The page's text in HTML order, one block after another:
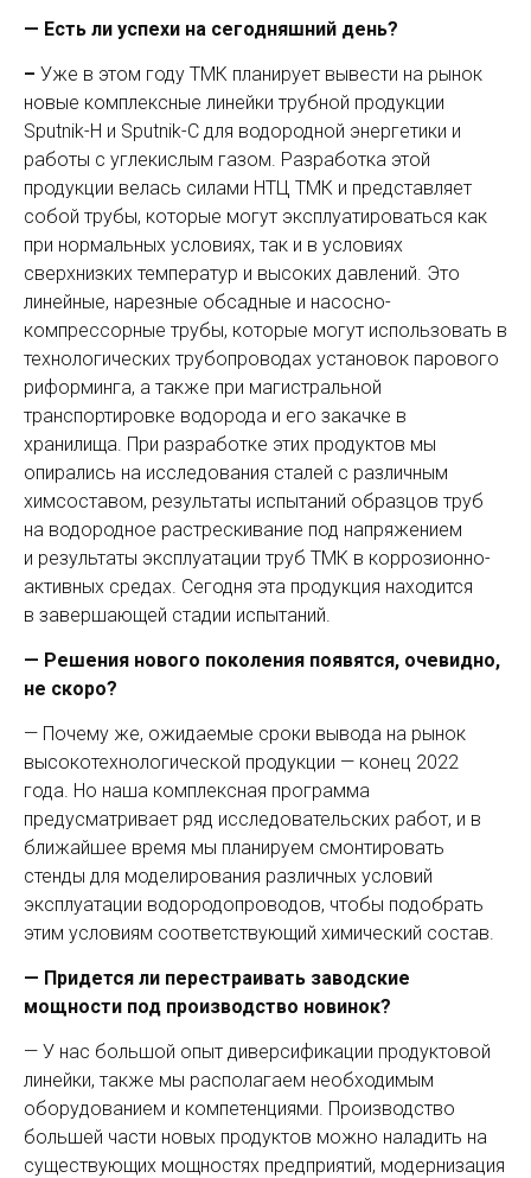
— Есть ли успехи на сегодняшний день?
– Уже в этом году ТМК планирует вывести на рынок
новые комплексные линейки трубной продукции
Sputnik-H и ­Sputnik-С для водородной энергетики и
работы с углекислым газом. Разработка этой
продукции велась силами НТЦ ТМК и представляет
собой трубы, которые могут эксплуа­тироваться как
при нормальных условиях, так и в условиях
сверхнизких температур и высоких давлений. Это
линейные, нарезные обсадные и насосно-
компрессорные трубы, которые могут использовать в
технологических трубопроводах установок парового
риформинга, а также при магистральной
транспортировке водорода и его закачке в
хранилища. При разработке этих продуктов мы
опирались на исследования сталей с различным
химсоставом, результаты испытаний образцов труб
на водородное растрескивание под напряжением
и результаты эксплуа­тации труб ТМК в коррозионно-
активных средах. Сегодня эта продукция находится
в завершающей стадии испытаний.
— Решения нового поколения появятся, очевидно,
не скоро?
— Почему же, ожидаемые сроки вывода на рынок
высокотехнологической продукции — конец 2022
года. Но наша комплексная программа
предусматривает ряд исследовательских работ, и в
ближайшее время мы планируем смонтировать
стенды для моделирования различных условий
эксплуатации водородопроводов, чтобы подобрать
этим условиям соответствующий химический состав.
— Придется ли перестраивать заводские
мощности под производство новинок?
— У нас большой опыт диверсификации продуктовой
линейки, также мы располагаем необходимым
оборудованием и компетенциями. Производство
большей части новых продуктов можно наладить на
существующих мощностях предприятий, модернизация